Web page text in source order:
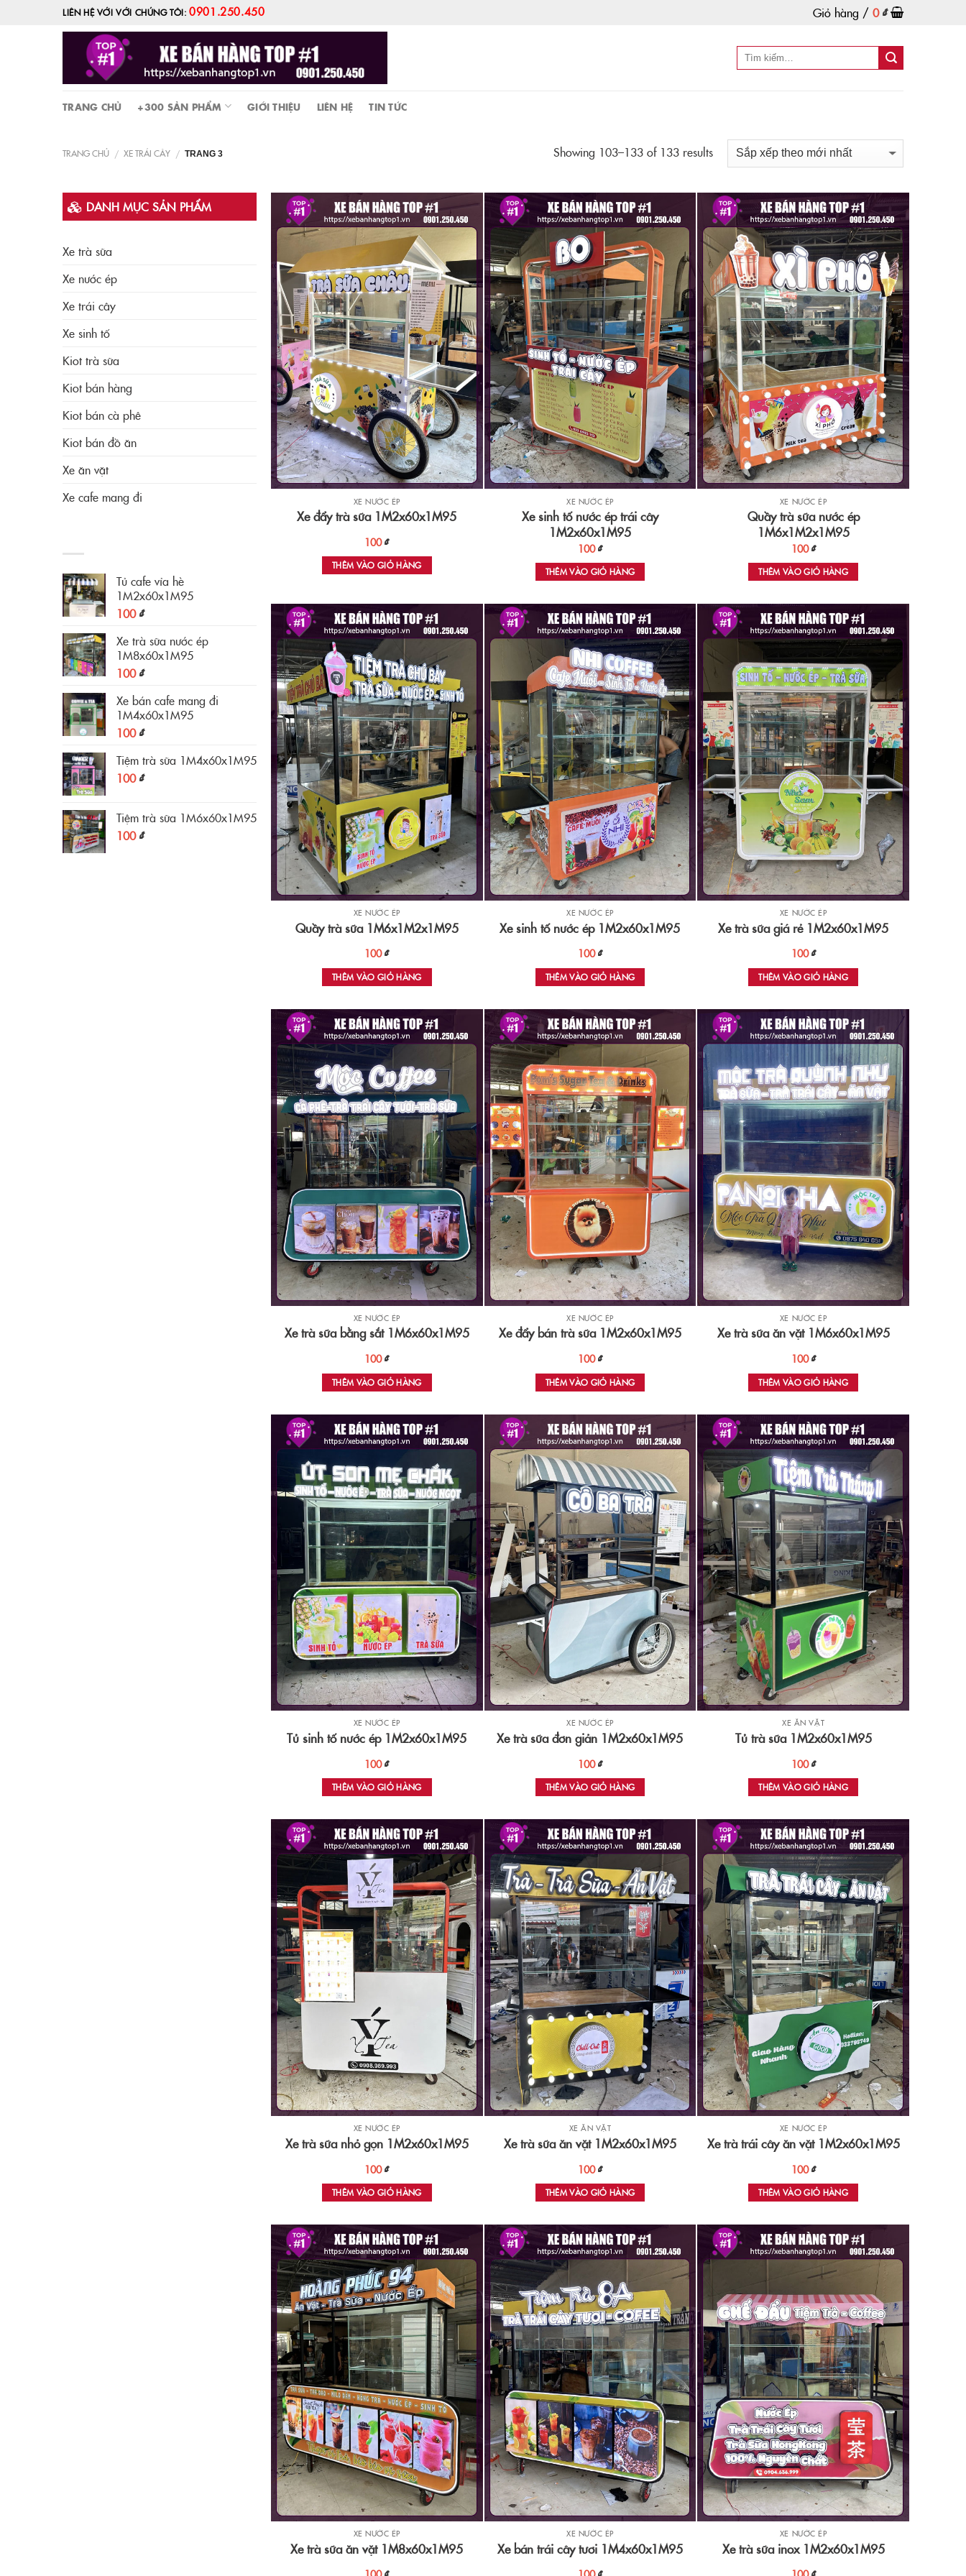
LIÊN HỆ VỚI VỚI CHÚNG TÔI:0901.250.450 Giỏ hàng / 0₫
TRANG CHỦ +300 SẢN PHẨM GIỚI THIỆU LIÊN HỆ TIN TỨC
TRANG CHỦ / XE TRÁI CÂY / TRANG 3 Showing 103–133 of 133 results
DANH MỤC SẢN PHẨM
Xe trà sữa
Xe nước ép
Xe trái cây
Xe sinh tố
Kiot trà sữa
Kiot bán hàng
Kiot bán cà phê
Kiot bán đồ ăn
Xe ăn vặt
Xe cafe mang đi
Tủ cafe vỉa hè
1M2x60x1M95
100₫
Xe trà sữa nước ép
1M8x60x1M95
100₫
Xe bán cafe mang đi
1M4x60x1M95
100₫
Tiệm trà sữa 1M4x60x1M95
100₫
Tiệm trà sữa 1M6x60x1M95
100₫
XE NƯỚC ÉP
Xe đẩy trà sữa 1M2x60x1M95
100₫
THÊM VÀO GIỎ HÀNG
XE NƯỚC ÉP
Xe sinh tố nước ép trái cây
1M2x60x1M95
100₫
THÊM VÀO GIỎ HÀNG
XE NƯỚC ÉP
Quầy trà sữa nước ép
1M6x1M2x1M95
100₫
THÊM VÀO GIỎ HÀNG
XE NƯỚC ÉP
Quầy trà sữa 1M6x1M2x1M95
100₫
THÊM VÀO GIỎ HÀNG
XE NƯỚC ÉP
Xe sinh tố nước ép 1M2x60x1M95
100₫
THÊM VÀO GIỎ HÀNG
XE NƯỚC ÉP
Xe trà sữa giá rẻ 1M2x60x1M95
100₫
THÊM VÀO GIỎ HÀNG
XE NƯỚC ÉP
Xe trà sữa bằng sắt 1M6x60x1M95
100₫
THÊM VÀO GIỎ HÀNG
XE NƯỚC ÉP
Xe đẩy bán trà sữa 1M2x60x1M95
100₫
THÊM VÀO GIỎ HÀNG
XE NƯỚC ÉP
Xe trà sữa ăn vặt 1M6x60x1M95
100₫
THÊM VÀO GIỎ HÀNG
XE NƯỚC ÉP
Tủ sinh tố nước ép 1M2x60x1M95
100₫
THÊM VÀO GIỎ HÀNG
XE NƯỚC ÉP
Xe trà sữa đơn giản 1M2x60x1M95
100₫
THÊM VÀO GIỎ HÀNG
XE ĂN VẶT
Tủ trà sữa 1M2x60x1M95
100₫
THÊM VÀO GIỎ HÀNG
XE NƯỚC ÉP
Xe trà sữa nhỏ gọn 1M2x60x1M95
100₫
THÊM VÀO GIỎ HÀNG
XE ĂN VẶT
Xe trà sữa ăn vặt 1M2x60x1M95
100₫
THÊM VÀO GIỎ HÀNG
XE NƯỚC ÉP
Xe trà trái cây ăn vặt 1M2x60x1M95
100₫
THÊM VÀO GIỎ HÀNG
XE NƯỚC ÉP
Xe trà sữa ăn vặt 1M8x60x1M95
XE NƯỚC ÉP
Xe bán trái cây tươi 1M4x60x1M95
XE NƯỚC ÉP
Xe trà sữa inox 1M2x60x1M95